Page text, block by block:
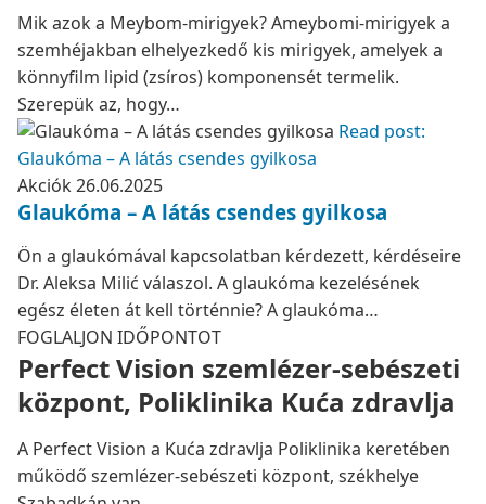
Mik azok a Meybom-mirigyek? Ameybomi-mirigyek a
szemhéjakban elhelyezkedő kis mirigyek, amelyek a
könnyfilm lipid (zsíros) komponensét termelik.
Szerepük az, hogy…
Read post:
Glaukóma – A látás csendes gyilkosa
Akciók26.06.2025
Glaukóma – A látás csendes gyilkosa
Ön a glaukómával kapcsolatban kérdezett, kérdéseire
Dr. Aleksa Milić válaszol. A glaukóma kezelésének
egész életen át kell történnie? A glaukóma…
FOGLALJON IDŐPONTOT
Perfect Vision szemlézer-sebészeti
központ, Poliklinika Kuća zdravlja
A Perfect Vision a Kuća zdravlja Poliklinika keretében
működő szemlézer-sebészeti központ, székhelye